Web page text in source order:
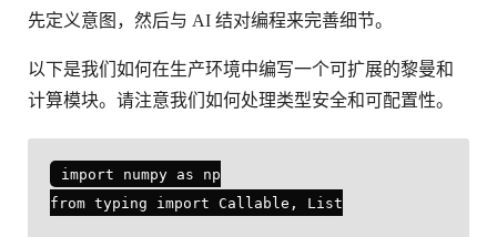
先定义意图，然后与 AI 结对编程来完善细节。
以下是我们如何在生产环境中编写一个可扩展的黎曼和
计算模块。请注意我们如何处理类型安全和可配置性。
import numpy as np
from typing import Callable, List